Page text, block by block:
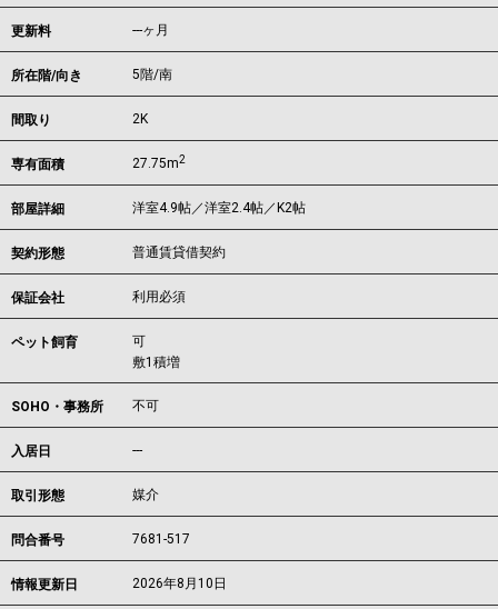
更新料 ---ヶ月
所在階/向き 5階/南
間取り 2K
専有面積 27.75m2
部屋詳細 洋室4.9帖／洋室2.4帖／K2帖
契約形態 普通賃貸借契約
保証会社 利用必須
ペット飼育
可
敷1積増
SOHO・事務所 不可
入居日 ---
取引形態 媒介
問合番号 7681-517
情報更新日 2026年8月10日